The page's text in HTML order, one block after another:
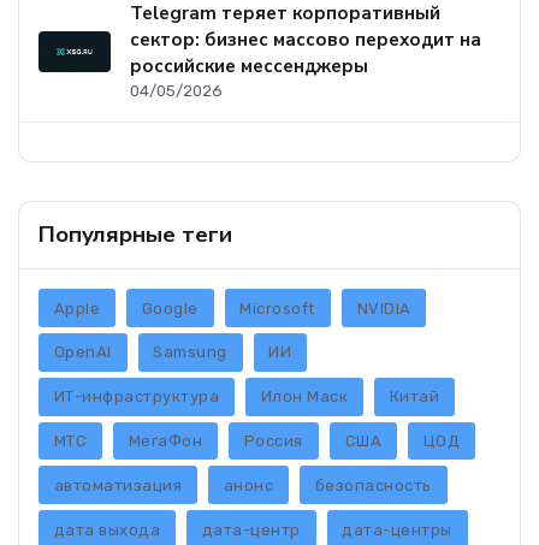
Telegram теряет корпоративный
сектор: бизнес массово переходит на
российские мессенджеры
04/05/2026
Популярные теги
Apple Google Microsoft NVIDIA
OpenAI Samsung ИИ
ИТ-инфраструктура Илон Маск Китай
МТС МегаФон Россия США ЦОД
автоматизация анонс безопасность
дата выхода дата-центр дата-центры